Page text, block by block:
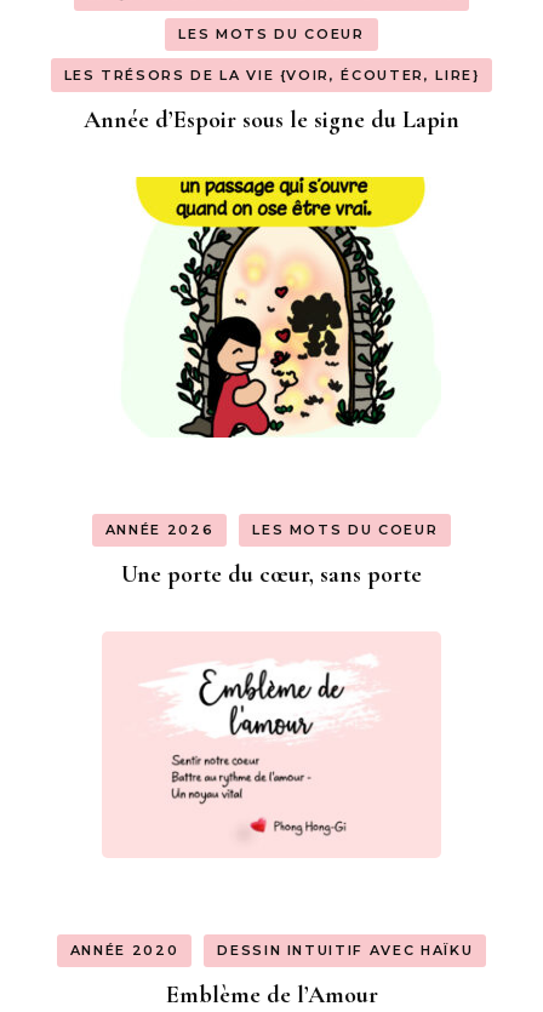
LES MOTS DU COEUR
LES TRÉSORS DE LA VIE {VOIR, ÉCOUTER, LIRE}
Année d’Espoir sous le signe du Lapin
ANNÉE 2026 LES MOTS DU COEUR
Une porte du cœur, sans porte
ANNÉE 2020 DESSIN INTUITIF AVEC HAÏKU
Emblème de l’Amour